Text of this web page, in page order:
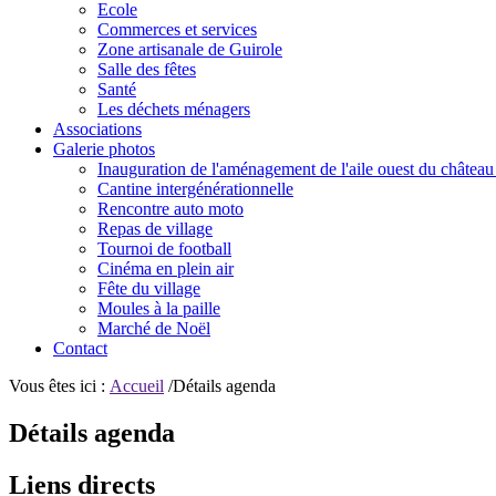
Ecole
Commerces et services
Zone artisanale de Guirole
Salle des fêtes
Santé
Les déchets ménagers
Associations
Galerie photos
Inauguration de l'aménagement de l'aile ouest du
Cantine intergénérationnelle
Rencontre auto moto
Repas de village
Tournoi de football
Cinéma en plein air
Fête du village
Moules à la paille
Marché de Noël
Contact
Vous êtes ici : Accueil /Détails agenda
Détails agenda
Liens directs